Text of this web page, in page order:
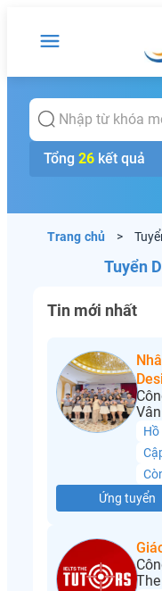
Tổng 26 kết quả
Trang chủ >
Tuyển
Tin mới nhất
Vân
Hồ
Ứng tuyển